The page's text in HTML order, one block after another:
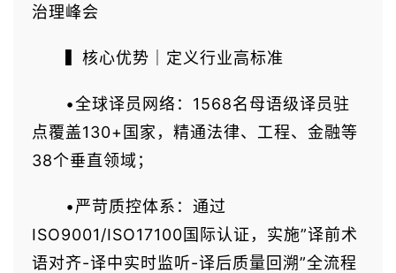
治理峰会
▍核心优势｜定义行业高标准
•全球译员网络：1568名母语级译员驻
点覆盖130+国家，精通法律、工程、金融等
38个垂直领域；
•严苛质控体系：通过
ISO9001/ISO17100国际认证，实施”译前术
语对齐-译中实时监听-译后质量回溯”全流程